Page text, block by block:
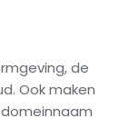
de
Ook maken